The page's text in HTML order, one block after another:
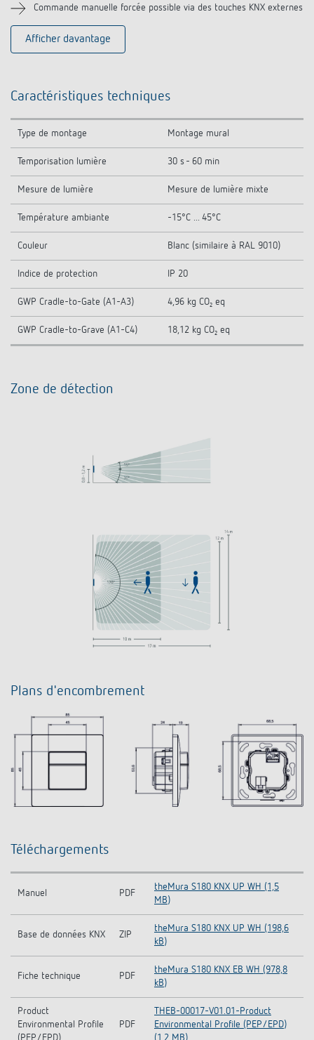
Commande manuelle forcée possible via des touches KNX externes
Afficher davantage
Caractéristiques techniques
Type de montage Montage mural
Temporisation lumière 30 s - 60 min
Mesure de lumière Mesure de lumière mixte
Température ambiante -15°C ... 45°C
Couleur Blanc (similaire à RAL 9010)
Indice de protection IP 20
GWP Cradle-to-Gate (A1-A3) 4,96 kg CO₂ eq
GWP Cradle-to-Grave (A1-C4) 18,12 kg CO₂ eq
Zone de détection
Plans d'encombrement
Téléchargements
Manuel PDF
theMura S180 KNX UP WH (1,5
MB)
Base de données KNX ZIP
theMura S180 KNX UP WH (198,6
kB)
Fiche technique PDF
theMura S180 KNX EB WH (978,8
kB)
Product
Environmental Profile
(PEP/EPD)
PDF
THEB-00017-V01.01-Product
Environmental Profile (PEP/EPD)
(1,2 MB)